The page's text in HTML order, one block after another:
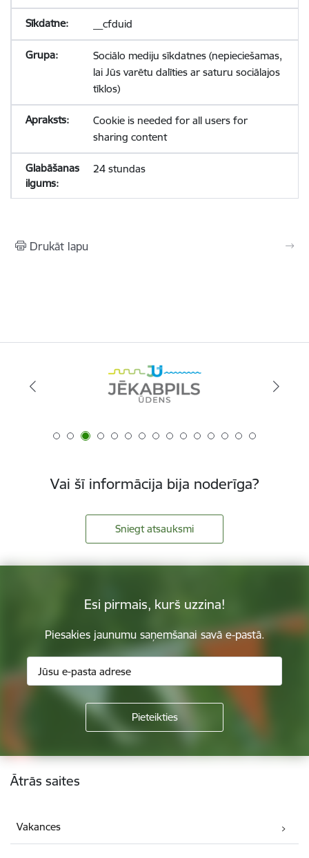
__cfduid
Sociālo mediju sīkdatnes (nepieciešamas,
lai Jūs varētu dalīties ar saturu sociālajos
tīklos)
Cookie is needed for all users for
sharing content
24 stundas
Drukāt lapu
Vai šī informācija bija noderīga?
Sniegt atsauksmi
Esi pirmais, kurš uzzina!
Piesakies jaunumu saņemšanai savā e-pastā.
Kājene
Ātrās saites
Vakances